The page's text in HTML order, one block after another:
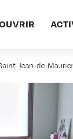
Jean-de-